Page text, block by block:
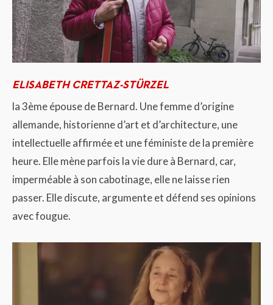
ELISABETH CRETTAZ-STÜRZEL
la 3ème épouse de Bernard. Une femme d’origine
allemande, historienne d’art et d’architecture, une
intellectuelle affirmée et une féministe de la première
heure. Elle mène parfois la vie dure à Bernard, car,
imperméable à son cabotinage, elle ne laisse rien
passer. Elle discute, argumente et défend ses opinions
avec fougue.